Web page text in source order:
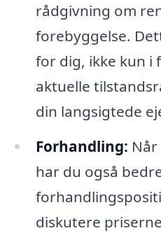
rådgivning om
forebyggelse.
for dig, ikke kun i
aktuelle
din langsigtede
Forhandling:
har du også
diskutere